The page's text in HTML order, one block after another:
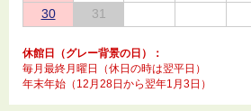
30
31
休館日（グレー背景の日）：
毎月最終月曜日（休日の時は翌平日）
年末年始（12月28日から翌年1月3日）